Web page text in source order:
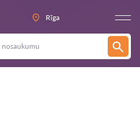
Rīga